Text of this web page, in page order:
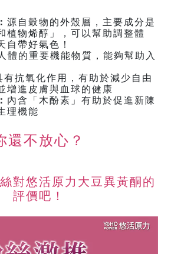
源自穀物的外殼層，主要成分是
植物烯醇」，可以幫助調整體
自帶好氣色！
體的重要機能物質，能夠幫助入
有抗氧化作用，有助於減少自由
增進皮膚與血球的健康
內含「木酚素」有助於促進新陳
理機能
還不放心？
對悠活原力大豆異黃酮的
評價吧！